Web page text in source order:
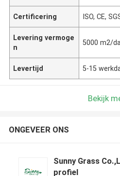
Certificering ISO, CE,
Levering vermoge
n
5000 m2/
Levertijd 5-15
Bekijk
ONGEVEER ONS
Sunny Grass
profiel